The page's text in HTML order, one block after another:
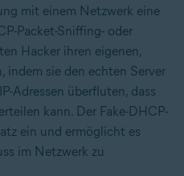
mit einem Netzwerk eine
Packet-Sniffing- oder
Hacker ihren eigenen,
indem sie den echten Server
Adressen überfluten, dass
kann. Der Fake-DHCP-
ein und ermöglicht es
im Netzwerk zu